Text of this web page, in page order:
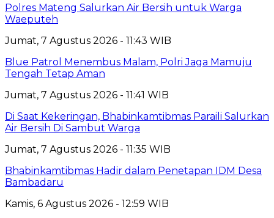
Polres Mateng Salurkan Air Bersih untuk Warga
Waeputeh
Jumat, 7 Agustus 2026 - 11:43 WIB
Blue Patrol Menembus Malam, Polri Jaga Mamuju
Tengah Tetap Aman
Jumat, 7 Agustus 2026 - 11:41 WIB
Di Saat Kekeringan, Bhabinkamtibmas Paraili Salurkan
Air Bersih Di Sambut Warga
Jumat, 7 Agustus 2026 - 11:35 WIB
Bhabinkamtibmas Hadir dalam Penetapan IDM Desa
Bambadaru
Kamis, 6 Agustus 2026 - 12:59 WIB